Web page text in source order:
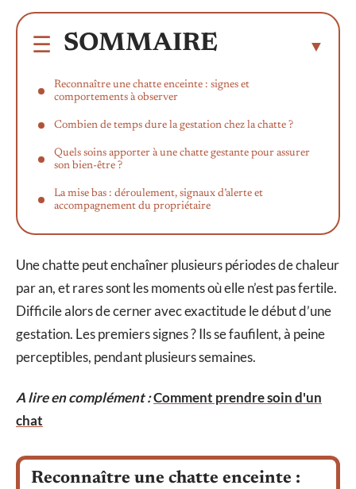
SOMMAIRE
Reconnaître une chatte enceinte : signes et
comportements à observer
Combien de temps dure la gestation chez la chatte ?
Quels soins apporter à une chatte gestante pour assurer
son bien-être ?
La mise bas : déroulement, signaux d’alerte et
accompagnement du propriétaire
Une chatte peut enchaîner plusieurs périodes de chaleur
par an, et rares sont les moments où elle n’est pas fertile.
Difficile alors de cerner avec exactitude le début d’une
gestation. Les premiers signes ? Ils se faufilent, à peine
perceptibles, pendant plusieurs semaines.
A lire en complément :Comment prendre soin d'un
chat
Reconnaître une chatte enceinte :